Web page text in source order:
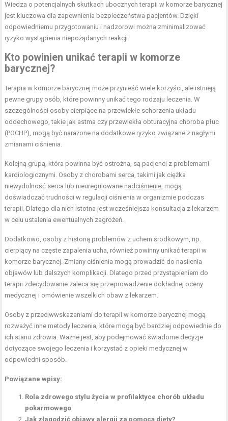
Wiedza o potencjalnych skutkach ubocznych terapii w komorze barycznej
jest kluczowa dla zapewnienia bezpieczeństwa pacjentów. Dzięki
odpowiedniemu przygotowaniu i nadzorowi można zminimalizować
ryzyko wystąpienia niepożądanych reakcji.
Kto powinien unikać terapii w komorze
barycznej?
Terapia w komorze barycznej może przynieść wiele korzyści, ale istnieją
pewne grupy osób, które powinny unikać tego rodzaju leczenia. W
szczególności osoby cierpiące na przewlekłe schorzenia układu
oddechowego, takie jak astma czy przewlekła obturacyjna choroba płuc
(POCHP), mogą być narażone na dodatkowe ryzyko związane z nagłymi
zmianami ciśnienia.
Kolejną grupą, która powinna być ostrożna, są pacjenci z problemami
kardiologicznymi. Osoby z chorobami serca, takimi jak ciężka
niewydolność serca lub nieuregulowane nadciśnienie, mogą
doświadczać trudności w regulacji ciśnienia w organizmie podczas
terapii. Dlatego dla nich istotna jest wcześniejsza konsultacja z lekarzem
w celu ustalenia ewentualnych zagrożeń.
Dodatkowo, osoby z historią problemów z uchem środkowym, np.
cierpiący na częste zapalenia ucha, również powinny unikać terapii w
komorze barycznej. Zmiany ciśnienia mogą prowadzić do nasilenia
objawów lub dalszych komplikacji. Dlatego przed przystąpieniem do
terapii zdecydowanie zaleca się przeprowadzenie dokładnej oceny
medycznej i omówienie wszelkich obaw z lekarzem.
Osoby z przeciwwskazaniami do terapii w komorze barycznej mogą
rozważyć inne metody leczenia, które mogą być bardziej odpowiednie do
ich stanu zdrowia. Ważne jest, aby podejmować świadome decyzje
dotyczące swojego leczenia i korzystać z opieki medycznej w
odpowiedni sposób.
Powiązane wpisy:
Rola zdrowego stylu życia w profilaktyce chorób układu
pokarmowego
Jak złagodzić objawy alergii za pomocą diety?